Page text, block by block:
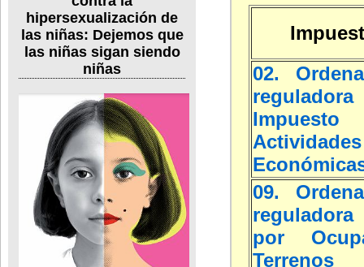
hipersexualización de
las niñas: Dejemos que
las niñas sigan siendo
niñas
02.
Actividades
09.
por